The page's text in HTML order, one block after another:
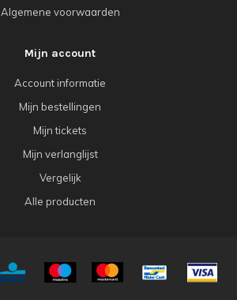
Algemene voorwaarden
Mijn account
Account informatie
Mijn bestellingen
Mijn tickets
Mijn verlanglijst
Vergelijk
Alle producten